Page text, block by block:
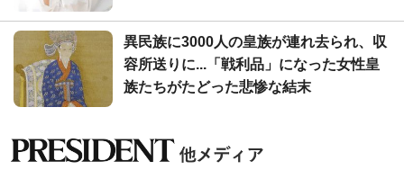
異民族に3000人の皇族が連れ去られ、収
容所送りに...「戦利品」になった女性皇
族たちがたどった悲惨な結末